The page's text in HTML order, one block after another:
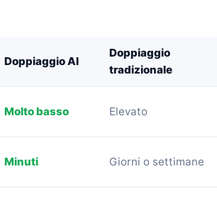
Doppiaggio AI
Doppiaggio
tradizionale
Molto basso Elevato
Minuti Giorni o settimane